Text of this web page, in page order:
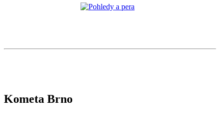
Kometa Brno